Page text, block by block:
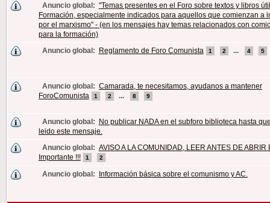
Anuncio global: "Temas presentes en el Foro sobre textos y libros
Formación, especialmente indicados para aquellos que comienzan a
por el marxismo" - (en los mensajes hay temas relacionados con
para la formación)
Anuncio global: Reglamento de Foro Comunista 1 2 ... 4 5
Anuncio global: Camarada, te necesitamos, ayudanos a mantener
ForoComunista
1 2 ... 8 9
Anuncio global: No publicar NADA en el subforo biblioteca hasta
leido este mensaje.
Anuncio global: AVISO A LA COMUNIDAD, LEER ANTES DE ABRIR
Importante !!!
1 2
Anuncio global: Información básica sobre el comunismo y AC.